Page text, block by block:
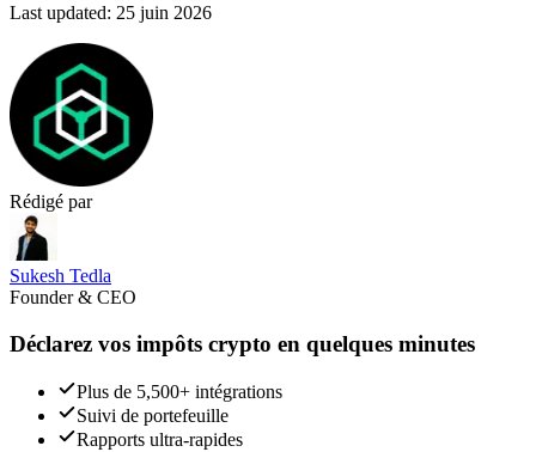
Last updated: 25 juin 2026
Rédigé par
Sukesh Tedla
Founder & CEO
Déclarez vos impôts crypto en quelques minutes
Plus de 5,500+ intégrations
Suivi de portefeuille
Rapports ultra-rapides